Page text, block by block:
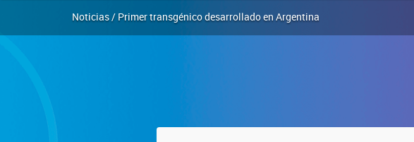
Noticias / Primer transgénico desarrollado en Argentina